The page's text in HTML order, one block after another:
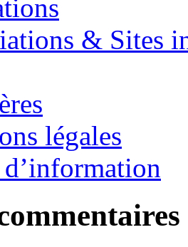
& Sites
légales